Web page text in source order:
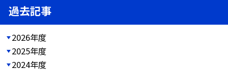
過去記事
2026年度
2025年度
2024年度